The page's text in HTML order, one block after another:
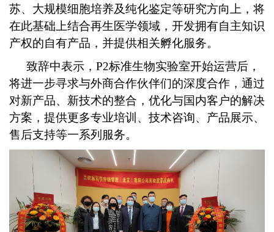
苏、大规模细胞培养及纯化鉴定等研究方向上，将
在此基础上结合再生医学领域，开发拥有自主知识
产权的自有产品，并提供相关孵化服务。
致辞中表示，P2标准生物实验室开始运营后，
将进一步寻求与外商合作伙伴们的深度合作，通过
对新产品、新技术的整合，优化与国内客户的解决
方案，提供更多专业培训、技术咨询、产品展示、
售后支持等一系列服务。